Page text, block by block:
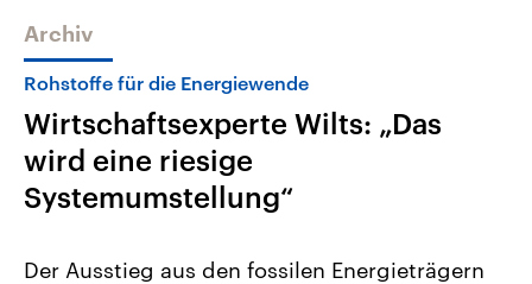
Themen
Archiv
Rohstoffe für die Energiewende
Wirtschaftsexperte Wilts: „Das
wird eine riesige
Systemumstellung“
Der Ausstieg aus den fossilen Energieträgern